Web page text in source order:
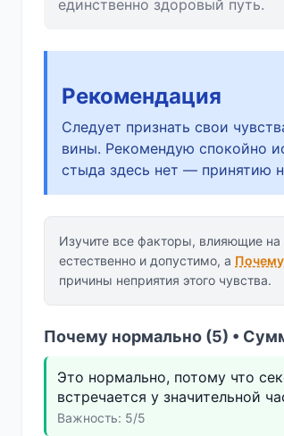
единственно здоровый путь.
Рекомендация
Следует признать свои
вины. Рекомендую спокойно
стыда здесь нет — принятию
Изучите все факторы, влияющие
естественно и допустимо, а
причины неприятия этого чувства.
Почему нормально (5) •
Это нормально, потому что
встречается у значительной
Важность: 5/5